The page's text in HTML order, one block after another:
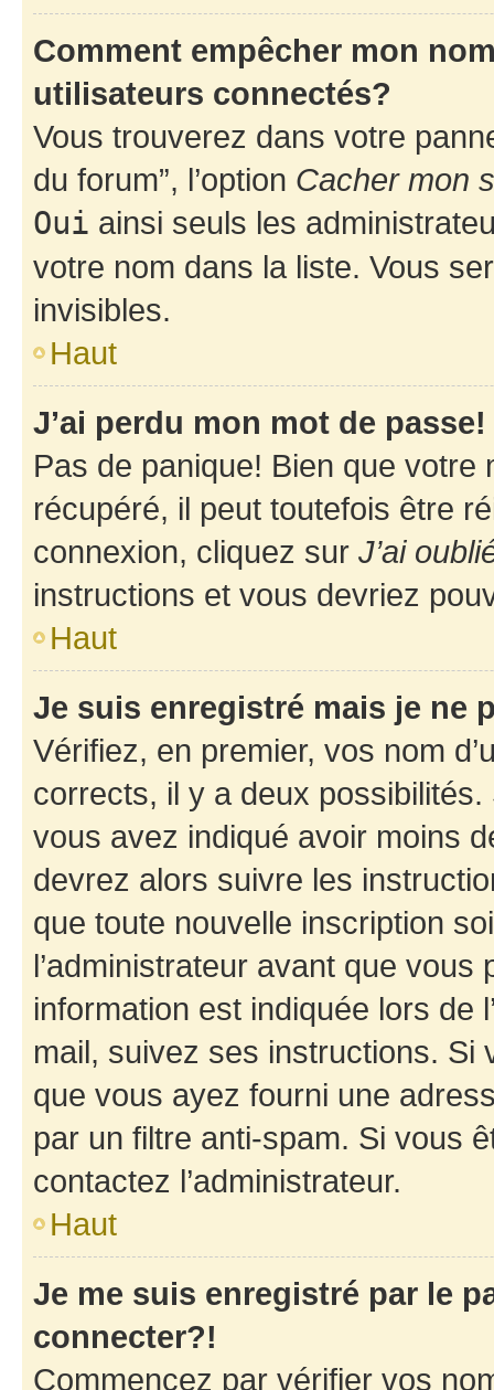
Comment empêcher mon
utilisateurs connectés?
Vous trouverez dans votre
du forum”, l’option Cacher mon
Oui ainsi seuls les
votre nom dans la liste. Vous
invisibles.
Haut
J’ai perdu mon mot de passe!
Pas de panique! Bien que
récupéré, il peut toutefois être
connexion, cliquez sur J’ai
instructions et vous devriez
Haut
Je suis enregistré mais je ne
Vérifiez, en premier, vos nom
corrects, il y a deux
vous avez indiqué avoir moins
devrez alors suivre les
que toute nouvelle inscription
l’administrateur avant que
information est indiquée lors de
mail, suivez ses instructions. Si
que vous ayez fourni une
par un filtre anti-spam. Si vous
contactez l’administrateur.
Haut
Je me suis enregistré par le
connecter?!
Commencez par vérifier vos